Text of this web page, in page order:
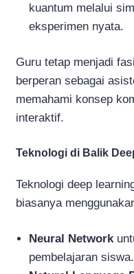
kuantum melalui
eksperimen nyata.
Guru tetap menjadi
berperan sebagai
memahami konsep
interaktif.
Teknologi di Balik
Teknologi deep
biasanya
Neural Network
pembelajaran siswa.